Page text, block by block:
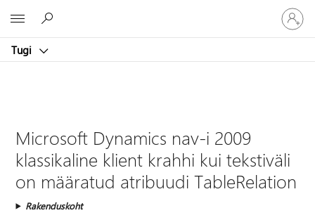
Tugi
Logige
sisse
oma
Microsoft Dynamics nav-i 2009
klassikaline klient krahhi kui tekstiväli
on määratud atribuudi TableRelation
Rakenduskoht